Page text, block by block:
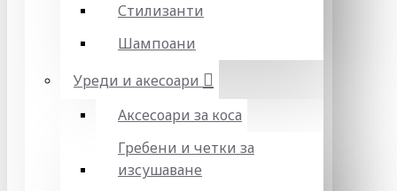
Стилизанти
Шампоани
Уреди и акесоари
Аксесоари за коса
Гребени и четки за
изсушаване